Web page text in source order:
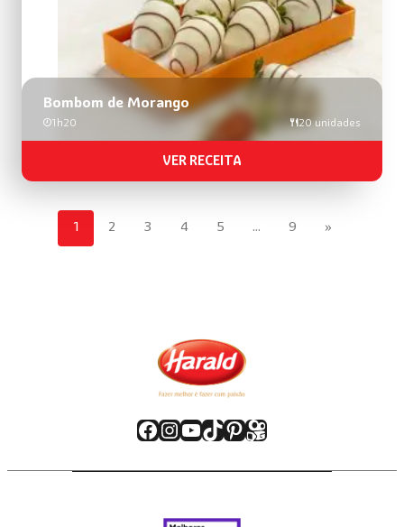
Bombom de Morango
1h20 20 unidades
VER RECEITA
1 2 3 4 5 … 9 »
Facebook
Instagram
Youtube
TikTok
Pinterest
Kwai